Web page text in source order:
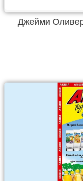
Джейми Оливер